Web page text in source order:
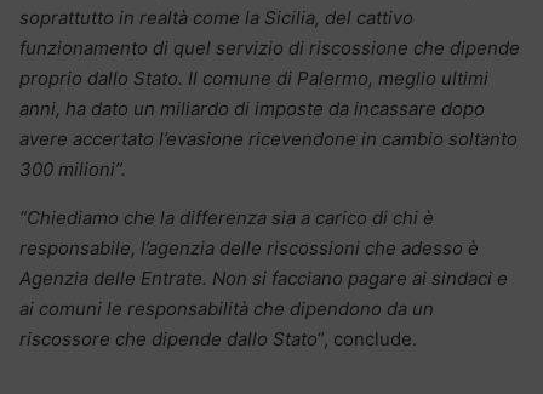
soprattutto in realtà come la Sicilia, del cattivo
funzionamento di quel servizio di riscossione che dipende
proprio dallo Stato. Il comune di Palermo, meglio ultimi
anni, ha dato un miliardo di imposte da incassare dopo
avere accertato l’evasione ricevendone in cambio soltanto
300 milioni”.
“Chiediamo che la differenza sia a carico di chi è
responsabile, l’agenzia delle riscossioni che adesso è
Agenzia delle Entrate. Non si facciano pagare ai sindaci e
ai comuni le responsabilità che dipendono da un
riscossore che dipende dallo Stato“, conclude.